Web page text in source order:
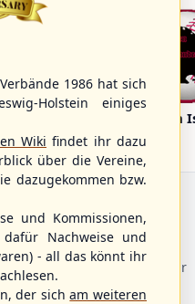
Fehmarn
wählen Sie einen Einstieg für
1986 hat sich
Holstein einiges
Wiki findet ihr dazu
über die Vereine,
dazugekommen bzw.
und Kommissionen,
Nachweise und
- all das könnt ihr
der sicham weiteren